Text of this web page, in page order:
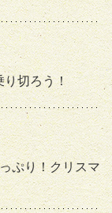
り切ろう！
ぷり！クリスマ